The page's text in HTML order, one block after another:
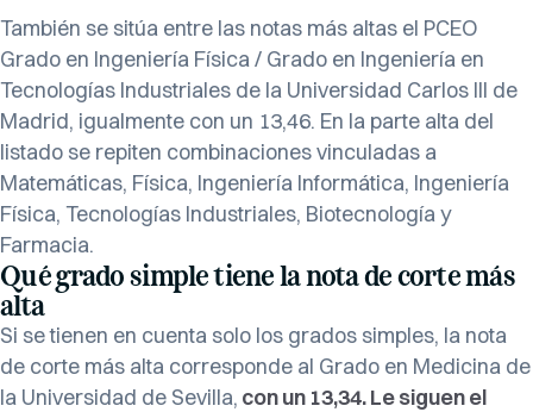
También se sitúa entre las notas más altas el PCEO
Grado en Ingeniería Física / Grado en Ingeniería en
Tecnologías Industriales de la Universidad Carlos III de
Madrid, igualmente con un 13,46. En la parte alta del
listado se repiten combinaciones vinculadas a
Matemáticas, Física, Ingeniería Informática, Ingeniería
Física, Tecnologías Industriales, Biotecnología y
Farmacia.
Qué grado simple tiene la nota de corte más
alta
Si se tienen en cuenta solo los grados simples, la nota
de corte más alta corresponde al Grado en Medicina de
la Universidad de Sevilla, con un 13,34. Le siguen el